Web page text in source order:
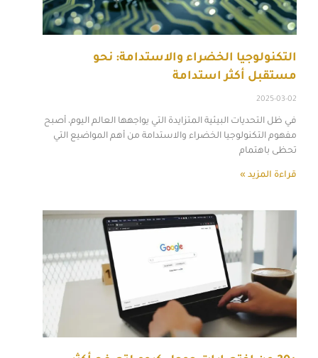
التكنولوجيا الخضراء والاستدامة: نحو
مستقبل أكثر استدامة
2025-03-02
في ظل التحديات البيئية المتزايدة التي يواجهها العالم اليوم، أصبح
مفهوم التكنولوجيا الخضراء والاستدامة من أهم المواضيع التي
تحظى باهتمام
قراءة المزيد »